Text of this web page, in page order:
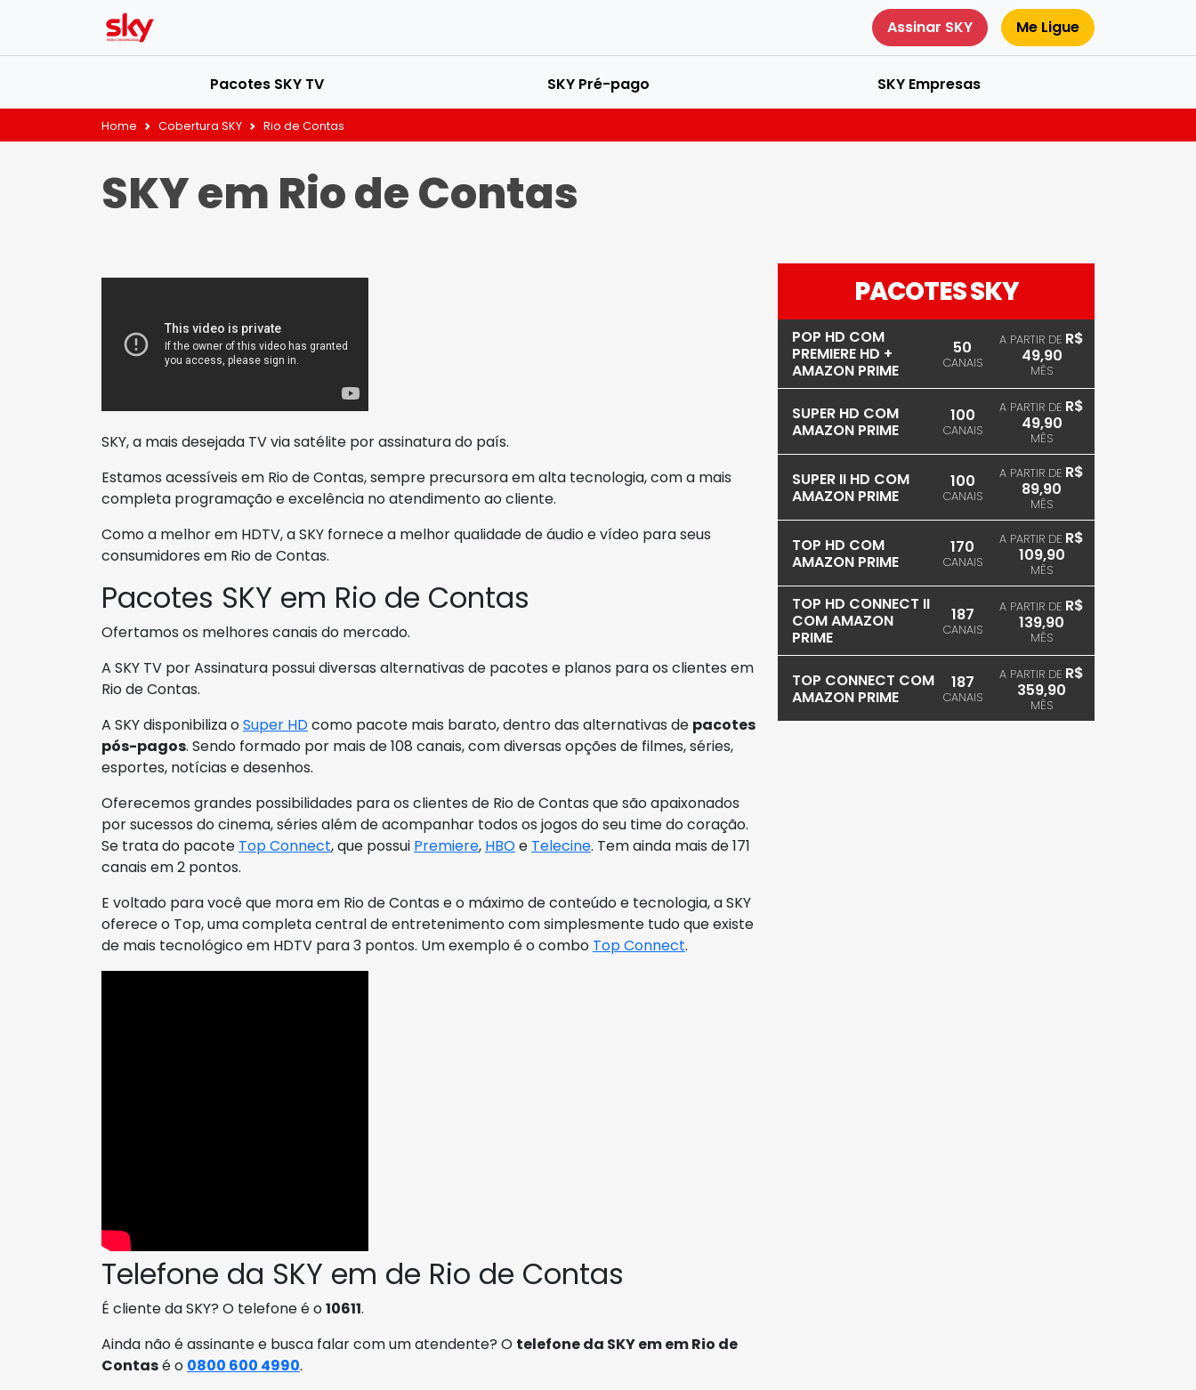
Assinar SKY Me Ligue
Pacotes SKY TV SKY Pré-pago SKY Empresas
Home Cobertura SKY Rio de Contas
SKY em Rio de Contas
SKY, a mais desejada TV via satélite por assinatura do país.
Estamos acessíveis em Rio de Contas, sempre precursora em alta tecnologia, com a mais
completa programação e excelência no atendimento ao cliente.
Como a melhor em HDTV, a SKY fornece a melhor qualidade de áudio e vídeo para seus
consumidores em Rio de Contas.
Pacotes SKY em Rio de Contas
Ofertamos os melhores canais do mercado.
A SKY TV por Assinatura possui diversas alternativas de pacotes e planos para os clientes em
Rio de Contas.
A SKY disponibiliza oSuper HDcomo pacote mais barato, dentro das alternativas de pacotes
pós-pagos. Sendo formado por mais de 108 canais, com diversas opções de filmes, séries,
esportes, notícias e desenhos.
Oferecemos grandes possibilidades para os clientes de Rio de Contas que são apaixonados
por sucessos do cinema, séries além de acompanhar todos os jogos do seu time do coração.
Se trata do pacote Top Connect, que possui Premiere, HBOe Telecine. Tem ainda mais de 171
canais em 2 pontos.
E voltado para você que mora em Rio de Contas e o máximo de conteúdo e tecnologia, a SKY
oferece o Top, uma completa central de entretenimento com simplesmente tudo que existe
de mais tecnológico em HDTV para 3 pontos. Um exemplo é o combo Top Connect.
Telefone da SKY em de Rio de Contas
É cliente da SKY? O telefone é o10611.
Ainda não é assinante e busca falar com um atendente? O telefone da SKY em em Rio de
Contasé o 0800 600 4990.
PACOTES SKY
POP HD COM
PREMIERE HD +
AMAZON PRIME
50
CANAIS
A PARTIR DE R$
49,90
MÊS
SUPER HD COM
AMAZON PRIME
100
CANAIS
A PARTIR DE R$
49,90
MÊS
SUPER II HD COM
AMAZON PRIME
100
CANAIS
A PARTIR DE R$
89,90
MÊS
TOP HD COM
AMAZON PRIME
170
CANAIS
A PARTIR DE R$
109,90
MÊS
TOP HD CONNECT II
COM AMAZON
PRIME
187
CANAIS
A PARTIR DE R$
139,90
MÊS
TOP CONNECT COM
AMAZON PRIME
187
CANAIS
A PARTIR DE R$
359,90
MÊS